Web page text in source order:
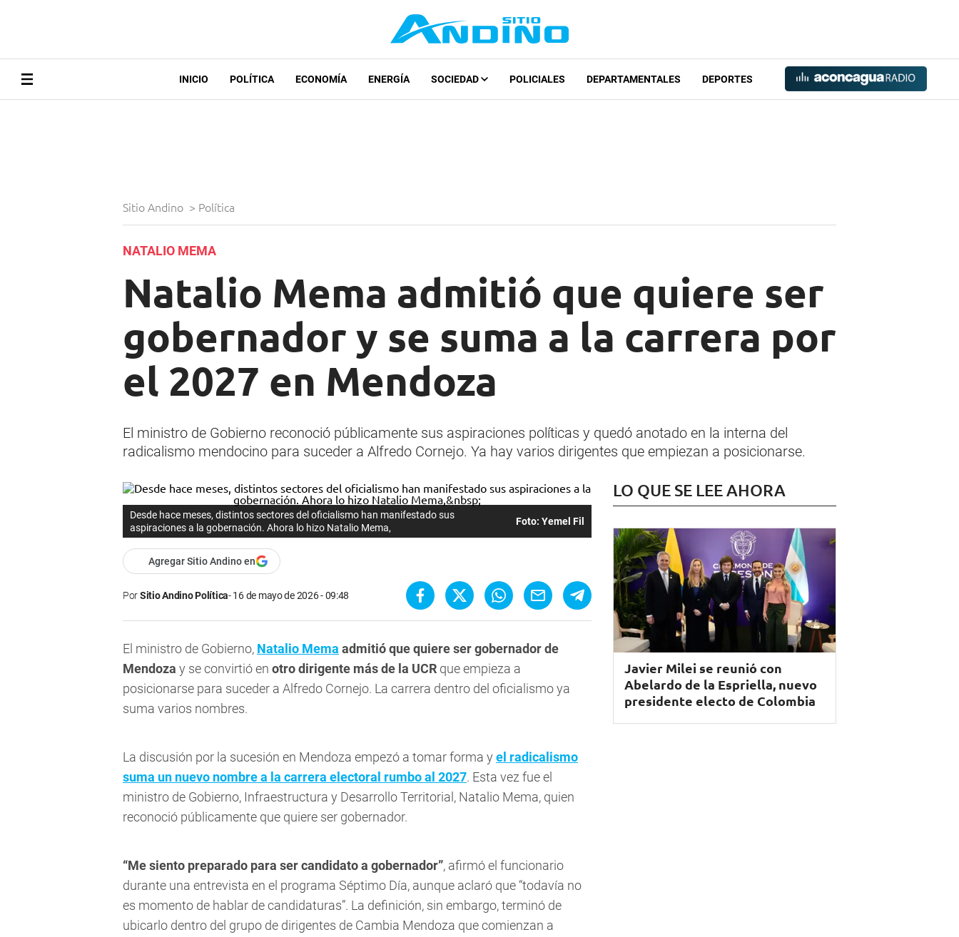
INICIO POLÍTICA ECONOMÍA ENERGÍA SOCIEDAD POLICIALES DEPARTAMENTALES DEPORTES
Sitio Andino > Política
NATALIO MEMA
Natalio Mema admitió que quiere ser
gobernador y se suma a la carrera por
el 2027 en Mendoza
El ministro de Gobierno reconoció públicamente sus aspiraciones políticas y quedó anotado en la interna del
radicalismo mendocino para suceder a Alfredo Cornejo. Ya hay varios dirigentes que empiezan a posicionarse.
Desde hace meses, distintos sectores del oficialismo han manifestado sus
aspiraciones a la gobernación. Ahora lo hizo Natalio Mema,
Foto: Yemel Fil
Agregar Sitio Andino en
PorSitio Andino Política 16 de mayo de 2026 - 09:48
El ministro de Gobierno, Natalio Mema admitió que quiere ser gobernador de
Mendoza y se convirtió en otro dirigente más de la UCR que empieza a
posicionarse para suceder a Alfredo Cornejo. La carrera dentro del oficialismo ya
suma varios nombres.
La discusión por la sucesión en Mendoza empezó a tomar forma y el radicalismo
suma un nuevo nombre a la carrera electoral rumbo al 2027. Esta vez fue el
ministro de Gobierno, Infraestructura y Desarrollo Territorial, Natalio Mema, quien
reconoció públicamente que quiere ser gobernador.
“Me siento preparado para ser candidato a gobernador”, afirmó el funcionario
durante una entrevista en el programa Séptimo Día, aunque aclaró que “todavía no
es momento de hablar de candidaturas”. La definición, sin embargo, terminó de
ubicarlo dentro del grupo de dirigentes de Cambia Mendoza que comienzan a
LO QUE SE LEE AHORA
Javier Milei se reunió con
Abelardo de la Espriella, nuevo
presidente electo de Colombia